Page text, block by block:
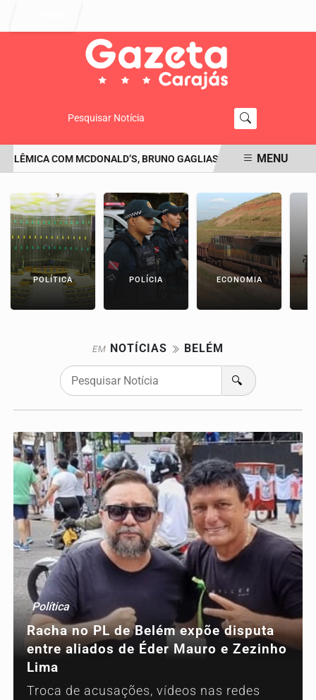
Pesquisar Notícia
COM MCDONALD’S, BRUNO GAGLIASSO PEDE MENU
POLÍTICA POLÍCIA ECONOMIA
EM NOTÍCIAS BELÉM
🔍
Política
Racha no PL de Belém expõe disputa
entre aliados de Éder Mauro e Zezinho
Lima
Troca de acusações, vídeos nas redes